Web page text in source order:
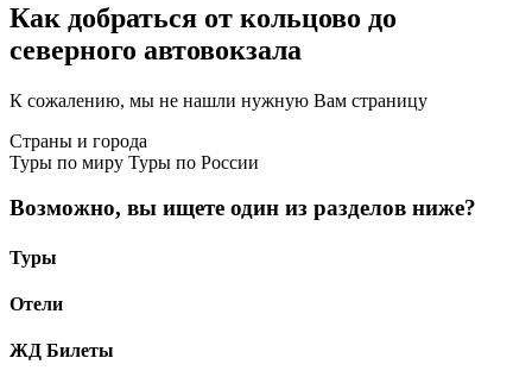
Как добраться от кольцово до
северного автовокзала
К сожалению, мы не нашли нужную Вам страницу
Страны и города
Туры по миру Туры по России
Возможно, вы ищeте один из разделов ниже?
Туры
Отели
ЖД Билеты